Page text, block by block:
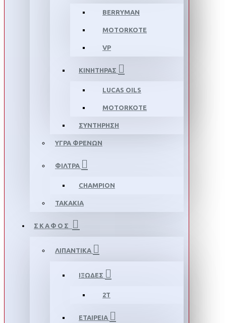
BERRYMAN
MOTORKOTE
VP
ΚΙΝΗΤΗΡΑΣ
LUCAS OILS
MOTORKOTE
ΣΥΝΤΗΡΗΣΗ
ΥΓΡΑ ΦΡΕΝΩΝ
ΦΙΛΤΡΑ
CHAMPION
ΤΑΚΑΚΙΑ
ΣΚΑΦΟΣ
ΛΙΠΑΝΤΙΚΑ
ΙΞΩΔΕΣ
2T
ΕΤΑΙΡΕΙΑ